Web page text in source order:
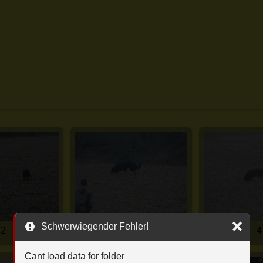
2 3 4
Schwerwiegender Fehler!
Cant load data for folder